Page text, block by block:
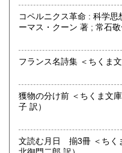
取り扱い分野
美術工芸、近代文献、趣
の他）
コペルニクス革命 : 科学思想
ーマス・クーン 著 ; 常石敬
獲物の分け前 ＜ちくま文庫＞ （エミール・ゾラ 著 ; 中
子 訳）
文読む月日 揃3冊 ＜ちくま文庫＞ （レフ・